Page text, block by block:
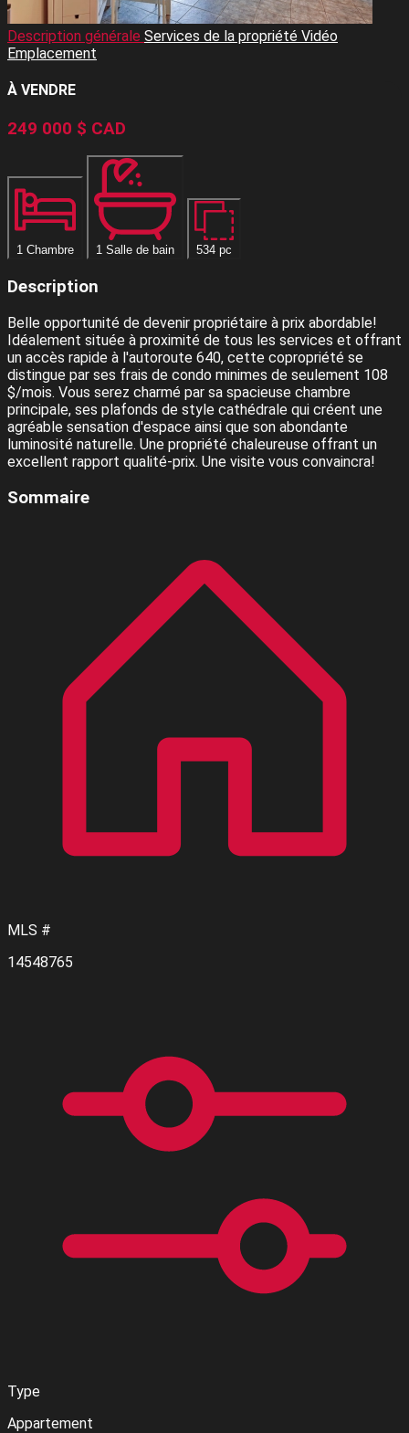
Description générale Services de la propriété Vidéo
Emplacement
À VENDRE
249 000 $ CAD
1 Chambre 1 Salle de bain 534 pc
Description
Belle opportunité de devenir propriétaire à prix abordable!
Idéalement située à proximité de tous les services et offrant
un accès rapide à l'autoroute 640, cette copropriété se
distingue par ses frais de condo minimes de seulement 108
$/mois. Vous serez charmé par sa spacieuse chambre
principale, ses plafonds de style cathédrale qui créent une
agréable sensation d'espace ainsi que son abondante
luminosité naturelle. Une propriété chaleureuse offrant un
excellent rapport qualité-prix. Une visite vous convaincra!
Sommaire
MLS #
14548765
Type
Appartement